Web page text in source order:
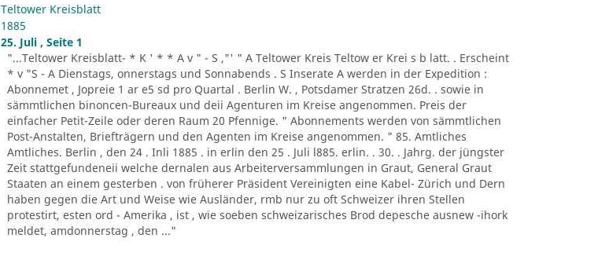
Teltower Kreisblatt
1885
25. Juli , Seite 1
"...Teltower Kreisblatt- * K ' * * A v " - S ,"' " A Teltower Kreis Teltow er Krei s b latt. . Erscheint
* v "S - A Dienstags, onnerstags und Sonnabends . S Inserate A werden in der Expedition :
Abonnemet , Jopreie 1 ar e5 sd pro Quartal . Berlin W. , Potsdamer Stratzen 26d. . sowie in
sämmtlichen binoncen-Bureaux und deii Agenturen im Kreise angenommen. Preis der
einfacher Petit-Zeile oder deren Raum 20 Pfennige. " Abonnements werden von sämmtlichen
Post-Anstalten, Briefträgern und den Agenten im Kreise angenommen. " 85. Amtliches
Amtliches. Berlin , den 24 . Inli 1885 . in erlin den 25 . Juli l885. erlin. . 30. . Jahrg. der jüngster
Zeit stattgefundeneii welche dernalen aus Arbeiterversammlungen in Graut, General Graut
Staaten an einem gesterben . von früherer Präsident Vereinigten eine Kabel- Zürich und Dern
haben gegen die Art und Weise wie Ausländer, rmb nur zu oft Schweizer ihren Stellen
protestirt, esten ord - Amerika , ist , wie soeben schweizarisches Brod depesche ausnew -ihork
meldet, amdonnerstag , den ..."